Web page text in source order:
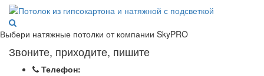
Выбери натяжные потолки от компании SkyPRO
Звоните, приходите, пишите
Телефон: